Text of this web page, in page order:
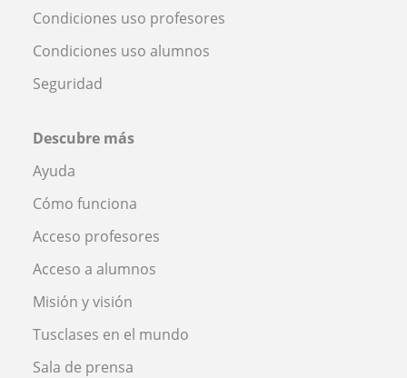
Condiciones uso profesores
Condiciones uso alumnos
Seguridad
Descubre más
Ayuda
Cómo funciona
Acceso profesores
Acceso a alumnos
Misión y visión
Tusclases en el mundo
Sala de prensa